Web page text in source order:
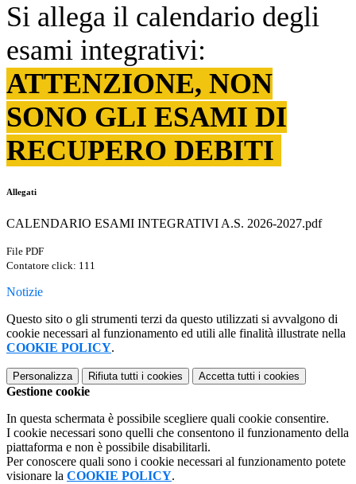
Si allega il calendario degli
esami integrativi:
ATTENZIONE, NON
SONO GLI ESAMI DI
RECUPERO DEBITI
Allegati
CALENDARIO ESAMI INTEGRATIVI A.S. 2026-2027.pdf
File PDF
Contatore click: 111
Notizie
Questo sito o gli strumenti terzi da questo utilizzati si avvalgono di
cookie necessari al funzionamento ed utili alle finalità illustrate nella
COOKIE POLICY.
Personalizza Rifiuta tutti i cookies Accetta tutti i cookies
Gestione cookie
In questa schermata è possibile scegliere quali cookie consentire.
I cookie necessari sono quelli che consentono il funzionamento della
piattaforma e non è possibile disabilitarli.
Per conoscere quali sono i cookie necessari al funzionamento potete
visionare la COOKIE POLICY.